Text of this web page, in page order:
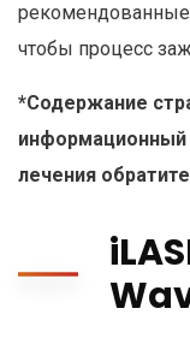
чтобы процесс
*Содержание
информационный
лечения